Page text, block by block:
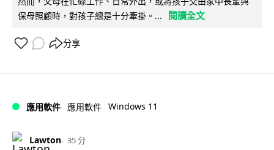
保母照顧時，對孩子總是十分牽掛。...
閱讀全文
分享
應用軟件 應用軟件 Windows 11
Lawton 35 分